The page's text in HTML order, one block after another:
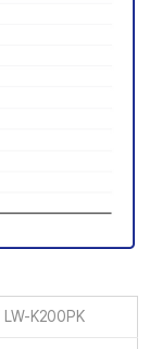
LW-K200PK